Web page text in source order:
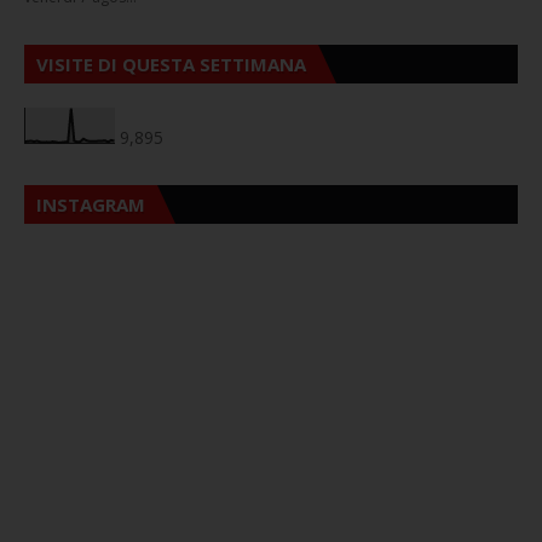
VISITE DI QUESTA SETTIMANA
9,895
INSTAGRAM